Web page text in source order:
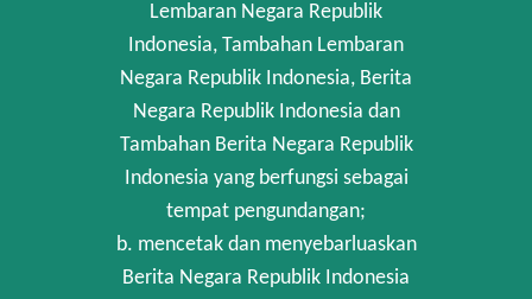
Lembaran Negara Republik
Indonesia, Tambahan Lembaran
Negara Republik Indonesia, Berita
Negara Republik Indonesia dan
Tambahan Berita Negara Republik
Indonesia yang berfungsi sebagai
tempat pengundangan;
b. mencetak dan menyebarluaskan
Berita Negara Republik Indonesia